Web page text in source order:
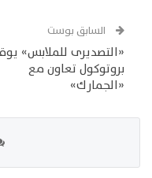
السابق بوست
«التصديرى للملابس»
بروتوكول تعاون مع
«الجمارك»